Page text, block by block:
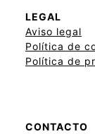
LEGAL
Aviso legal
Política de
Política de
CONTACTO